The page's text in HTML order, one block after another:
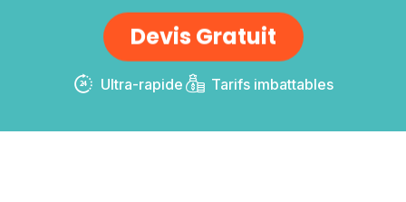
Devis Gratuit
Ultra-rapide Tarifs imbattables